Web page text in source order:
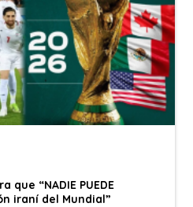
“NADIE PUEDE
iraní del Mundial”